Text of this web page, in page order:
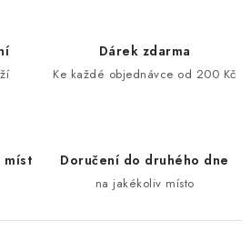
Dárek zdarma
Ke každé objednávce od 200 Kč
míst Doručení do druhého dne
na jakékoliv místo